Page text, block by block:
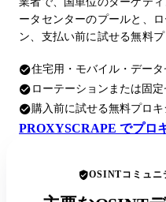
ータセンターのプールと、
ン、支払い前に試せる無料
住宅用・モバイル・デー
ローテーションまたは固
購入前に試せる無料プロキ
PROXYSCRAPE でプロ
OSINTコミュニ